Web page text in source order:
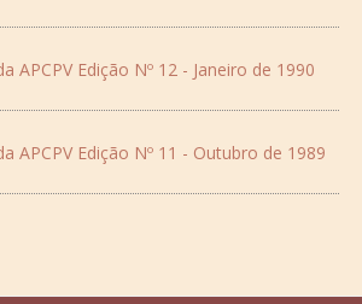
APCPV Edição Nº 12 - Janeiro de 1990
APCPV Edição Nº 11 - Outubro de 1989